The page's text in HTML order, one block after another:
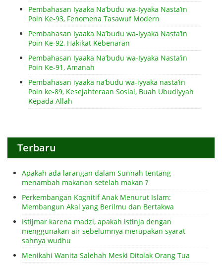
Pembahasan Iyaaka Na’budu wa-Iyyaka Nasta’in
Poin Ke-93, Fenomena Tasawuf Modern
Pembahasan Iyaaka Na’budu wa-Iyyaka Nasta’in
Poin Ke-92, Hakikat Kebenaran
Pembahasan Iyaaka Na’budu wa-Iyyaka Nasta’in
Poin Ke-91, Amanah
Pembahasan iyaaka na’budu wa-iyyaka nasta’in
Poin ke-89, Kesejahteraan Sosial, Buah Ubudiyyah
Kepada Allah
Terbaru
Apakah ada larangan dalam Sunnah tentang
menambah makanan setelah makan ?
Perkembangan Kognitif Anak Menurut Islam:
Membangun Akal yang Berilmu dan Bertakwa
Istijmar karena madzi, apakah istinja dengan
menggunakan air sebelumnya merupakan syarat
sahnya wudhu
Menikahi Wanita Salehah Meski Ditolak Orang Tua